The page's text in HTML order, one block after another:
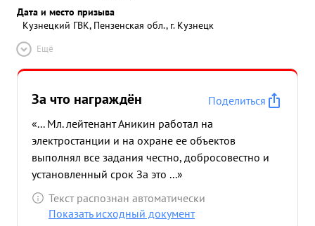
Дата и место призыва
Кузнецкий ГВК, Пензенская обл., г. Кузнецк
Ещё
За что награждён
Поделиться
«... Мл. лейтенант Аникин работал на
электростанции и на охране ее объектов
выполнял все задания честно, добросовестно и
установленный срок За это ...»
Текст распознан автоматически
Показать исходный документ